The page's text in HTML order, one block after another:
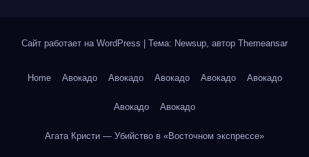
Сайт работает на WordPress Тема: Newsup, автор Themeansar
Home Авокадо Авокадо Авокадо Авокадо Авокадо
Авокадо Авокадо
Агата Кристи — Убийство в «Восточном экспрессе»